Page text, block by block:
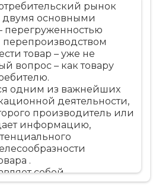
рынок
двумя основными
перегруженностью
товар – уже не
вопрос – как товару
одним из важнейших
деятельности,
производитель или
информацию,
.
собой
передачу